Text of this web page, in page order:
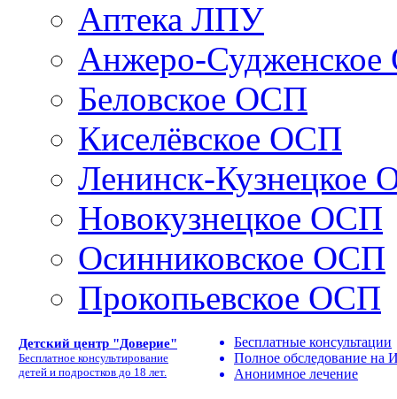
Аптека ЛПУ
Анжеро-
Беловское ОСП
Киселёвское ОСП
Ленинск-Кузнецкое
Новокузнецкое ОСП
Осинниковское ОСП
Прокопьевское ОСП
Детский центр "Доверие"
Бесплатное консультирование
детей и подростков до 18 лет.
Бесплатные консультации
Полное обследование
Анонимное лечение